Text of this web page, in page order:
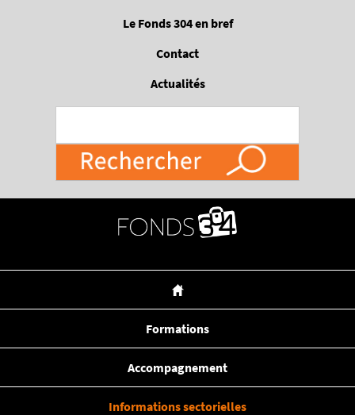
Le Fonds 304 en bref
Contact
Actualités
Formations
Accompagnement
Informations sectorielles